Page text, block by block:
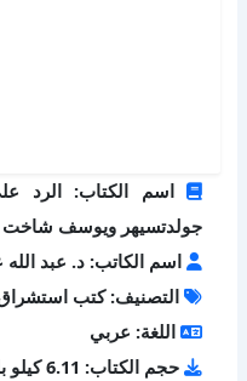
اسم الكتاب: الرد
جولدتسيهر ويوسف شاخت
اسم الكاتب: د. عبد
التصنيف: كتب
اللغة: عربي
حجم الكتاب: 6.11 كيلو بايت